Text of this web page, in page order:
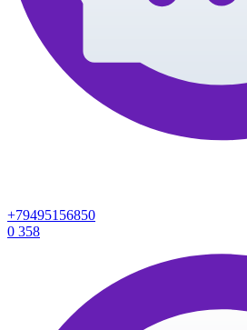
+79495156850
0 358